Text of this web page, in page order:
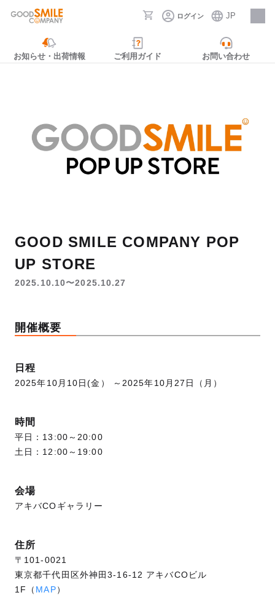
ログイン JP
採用情報
お知らせ・出荷情報 ご利用ガイド お問い合わせ
GOOD SMILE COMPANY POP
UP STORE
2025.10.10〜2025.10.27
開催概要
日程
2025年10月10日(金） ～2025年10月27日（月）
時間
平日：13:00～20:00
土日：12:00～19:00
会場
アキバCOギャラリー
住所
〒101-0021
東京都千代田区外神田3-16-12 アキバCOビル
1F（ MAP）